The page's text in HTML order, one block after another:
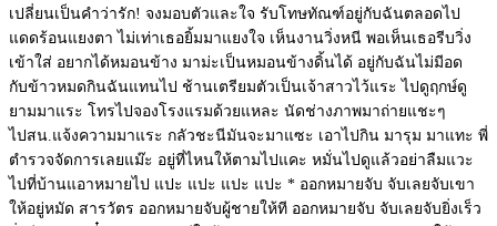
เปลี่ยนเป็นคำว่ารัก! จงมอบตัวและใจ รับโทษทัณฑ์อยู่กับฉันตลอดไป
แดดร้อนแยงตา ไม่เท่าเธอยิ้มมาแยงใจ เห็นงานวิ่งหนี พอเห็นเธอรีบวิ่ง
เข้าใส่ อยากได้หมอนข้าง มาม่ะเป็นหมอนข้างดิ้นได้ อยู่กับฉันไม่มีอด
กับข้าวหมดกินฉันแทนไป ช้านเตรียมตัวเป็นเจ้าสาวไว้แระ ไปดูฤกษ์ดู
ยามมาแระ โทรไปจองโรงแรมด้วยแหละ นัดช่างภาพมาถ่ายแชะๆ
ไปสน.แจ้งความมาแระ กลัวชะนีมันจะมาแซะ เอาไปกิน มารุม มาแทะ พี่
ตำรวจจัดการเลยแม๊ะ อยู่ที่ไหนให้ตามไปแคะ หมั่นไปดูแล้วอย่าลืมแวะ
ไปที่บ้านแอาหมายไป แปะ แปะ แปะ แปะ * ออกหมายจับ จับเลยจับเขา
ให้อยู่หมัด สารวัตร ออกหมายจับผู้ชายให้ที ออกหมายจับ จับเลยจับยิ่งเร็ว